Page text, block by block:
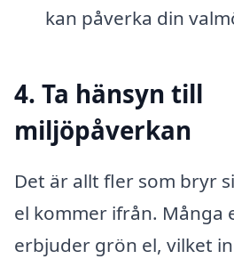
kan påverka din
4. Ta hänsyn till
miljöpåverkan
Det är allt fler som bryr
el kommer ifrån. Många
erbjuder grön el, vilket